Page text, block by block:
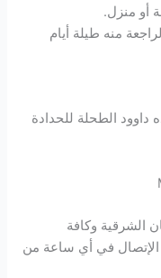
أو منزل.
منه طيلة أيام
داوود الطحلة للحدادة
الشرقية وكافة
الإتصال في أي ساعة من